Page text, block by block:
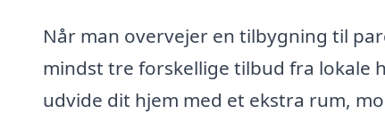
Når man overvejer en tilbygning til
mindst tre forskellige tilbud fra
udvide dit hjem med et ekstra rum,